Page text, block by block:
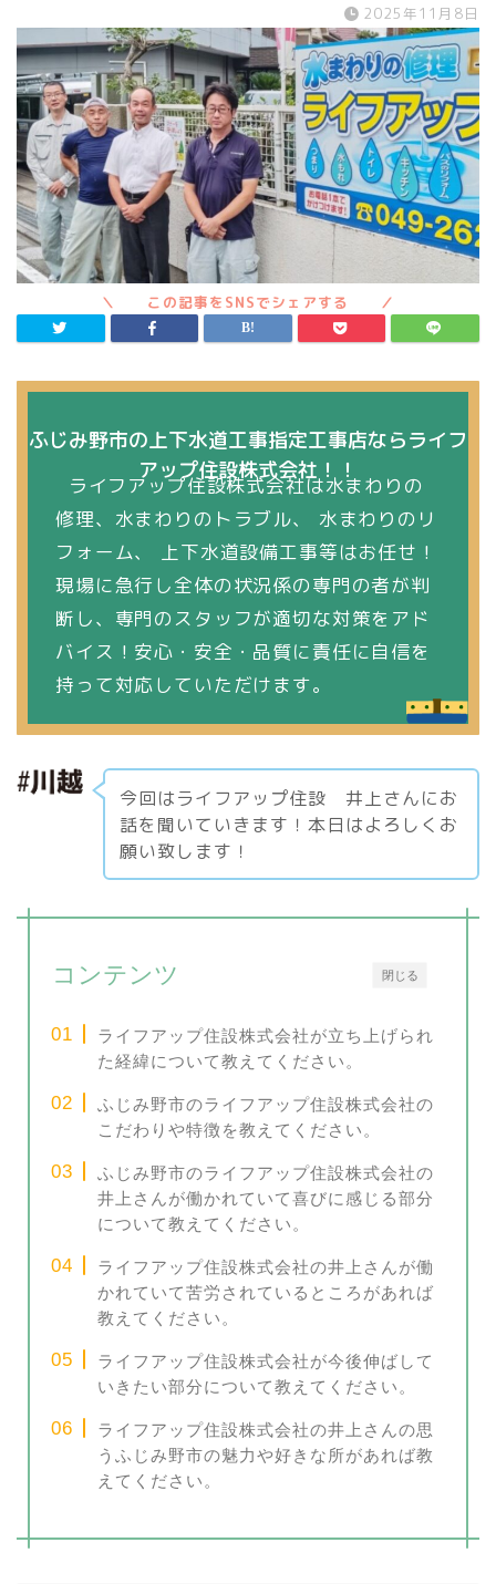
2025年11月8日
ふじみ野市の上下水道工事指定工事店ならライフ
アップ住設株式会社！！
ライフアップ住設株式会社は水まわりの
修理、水まわりのトラブル、 水まわりのリ
フォーム、 上下水道設備工事等はお任せ！
現場に急行し全体の状況係の専門の者が判
断し、専門のスタッフが適切な対策をアド
バイス！安心・安全・品質に責任に自信を
持って対応していただけます。
今回はライフアップ住設 井上さんにお
話を聞いていきます！本日はよろしくお
願い致します！
閉じる
コンテンツ
ライフアップ住設株式会社が立ち上げられ
た経緯について教えてください。
ふじみ野市のライフアップ住設株式会社の
こだわりや特徴を教えてください。
ふじみ野市のライフアップ住設株式会社の
井上さんが働かれていて喜びに感じる部分
について教えてください。
ライフアップ住設株式会社の井上さんが働
かれていて苦労されているところがあれば
教えてください。
ライフアップ住設株式会社が今後伸ばして
いきたい部分について教えてください。
ライフアップ住設株式会社の井上さんの思
うふじみ野市の魅力や好きな所があれば教
えてください。